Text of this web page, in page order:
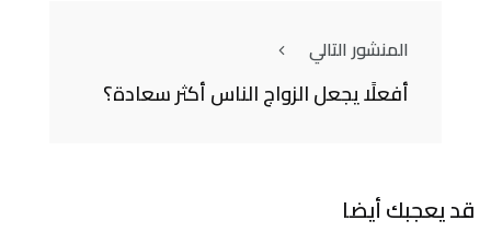
المنشور التالي
أفعلًا يجعل الزواج الناس أكثر سعادة؟
قد يعجبك أيضا